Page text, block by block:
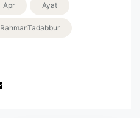
Apr Ayat
RahmanTadabbur